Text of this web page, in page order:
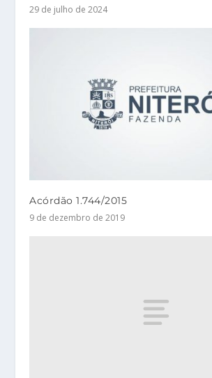
29 de julho de 2024
Acórdão 1.744/2015
9 de dezembro de 2019